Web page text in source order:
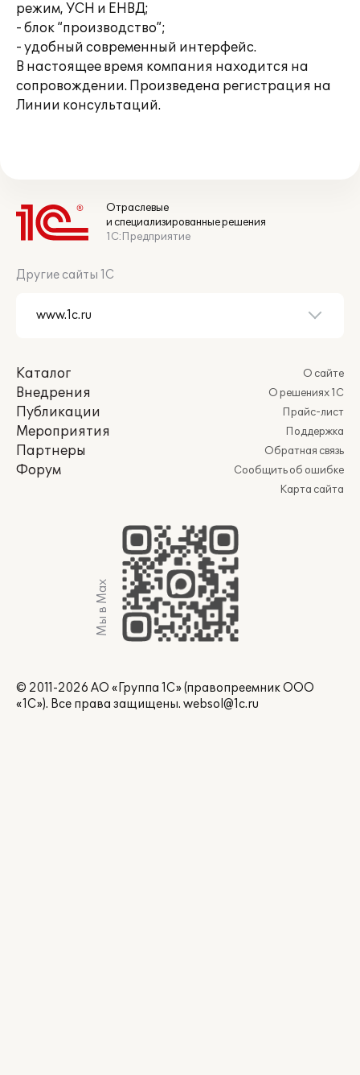
режим, УСН и ЕНВД;
- блок “производство”;
- удобный современный интерфейс.
В настоящее время компания находится на
сопровождении. Произведена регистрация на
Линии консультаций.
Отраслевые
и специализированные решения
1С:Предприятие
Другие сайты 1С
Каталог
Внедрения
Публикации
Мероприятия
Партнеры
Форум
О сайте
О решениях 1С
Прайс-лист
Поддержка
Обратная связь
Сообщить об ошибке
Карта сайта
Мы в Max
© 2011-2026 АО «Группа 1С» (правопреемник ООО
«1С»). Все права защищены. websol@1c.ru